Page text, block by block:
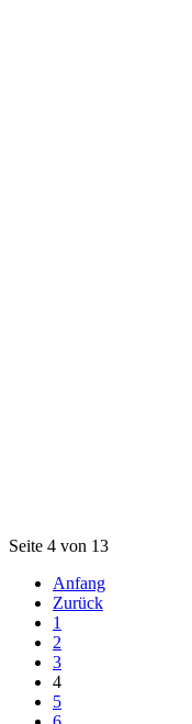
Seite 4 von 13
Anfang
Zurück
1
2
3
4
5